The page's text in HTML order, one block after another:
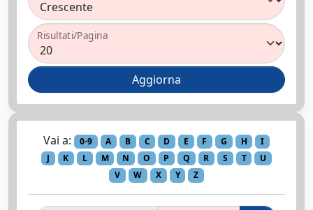
Risultati/Pagina
Vai a: 0-9 A B C D E F G H
I
J
K L M N O P Q R S T
U
V
W X Y Z